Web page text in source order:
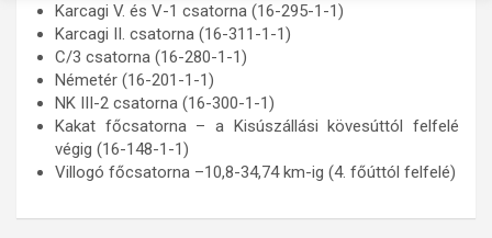
Karcagi V. és V-1 csatorna (16-295-1-1)
Karcagi II. csatorna (16-311-1-1)
C/3 csatorna (16-280-1-1)
Németér (16-201-1-1)
NK III-2 csatorna (16-300-1-1)
Kakat főcsatorna – a Kisúszállási kövesúttól felfelé
végig (16-148-1-1)
Villogó főcsatorna –10,8-34,74 km-ig (4. főúttól felfelé)